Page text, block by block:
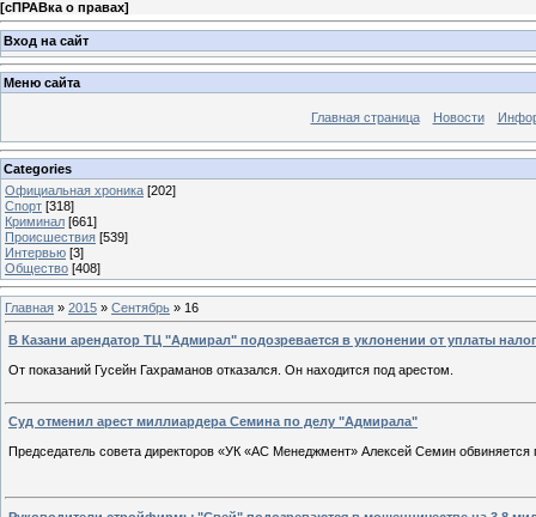
[сПРАВка о правах]
Вход на сайт
Меню сайта
Главная страница Новости
Categories
Официальная хроника [202]
Спорт [318]
Криминал [661]
Происшествия [539]
Интервью [3]
Общество [408]
Главная » 2015 » Сентябрь » 16
В Казани арендатор ТЦ "Адмирал" подозревается в уклонении от уплаты
От показаний Гусейн Гахраманов отказался. Он находится под арестом.
Суд отменил арест миллиардера Семина по делу "Адмирала"
Председатель совета директоров «УК «АС Менеджмент» Алексей Семин